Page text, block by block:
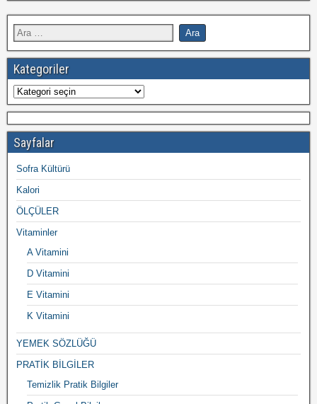
Kategoriler
Sayfalar
Sofra Kültürü
Kalori
ÖLÇÜLER
Vitaminler
A Vitamini
D Vitamini
E Vitamini
K Vitamini
YEMEK SÖZLÜĞÜ
PRATİK BİLGİLER
Temizlik Pratik Bilgiler